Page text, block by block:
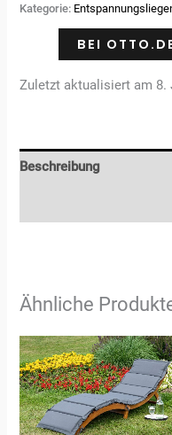
Kategorie:
BEI
Zuletzt aktualisiert am 8.
Beschreibung
Ähnliche